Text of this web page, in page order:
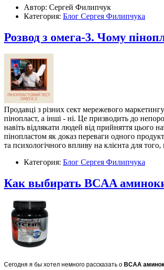
Автор: Сергей Филипчук
Категория: Блог Сергея Филипчука
Розвод з омега-3. Чому
Продавці з різних сект мережевого
пінопласт, а інші - ні. Це призводить до
навіть відлякати людей від прийняття
пінопластом як доказ переваги одного
та психологічного впливу на клієнта для
Категория: Блог Сергея Филипчука
Как выбирать BCAA
Сегодня я бы хотел немного рассказать о BCAA